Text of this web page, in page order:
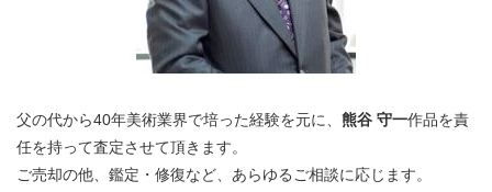
父の代から40年美術業界で培った経験を元に、 熊谷 守一作品を責
任を持って査定させて頂きます。
ご売却の他、鑑定・修復など、あらゆるご相談に応じます。